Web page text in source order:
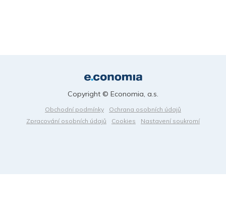
Obchodní podmínky
Ochrana osobních údajů
Zpracování osobních údajů
Cookies Nastavení soukromí
Copyright © Economia, a.s.